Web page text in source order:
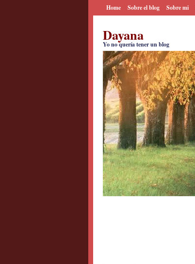
Home Sobre el blog Sobre mi
Dayana
Yo no quería tener un blog